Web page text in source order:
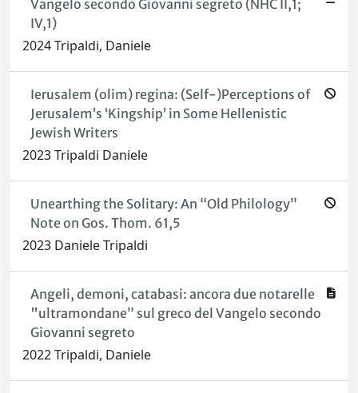
Vangelo secondo Giovanni segreto (NHC II,1;
IV,1)
2024 Tripaldi, Daniele
Ierusalem (olim) regina: (Self-)Perceptions of
Jerusalem’s ‘Kingship’ in Some Hellenistic
Jewish Writers
2023 Tripaldi Daniele
Unearthing the Solitary: An “Old Philology”
Note on Gos. Thom. 61,5
2023 Daniele Tripaldi
Angeli, demoni, catabasi: ancora due notarelle
"ultramondane” sul greco del Vangelo secondo
Giovanni segreto
2022 Tripaldi, Daniele